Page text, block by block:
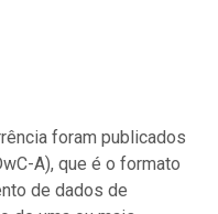
foram publicados
A), que é o formato
de dados de